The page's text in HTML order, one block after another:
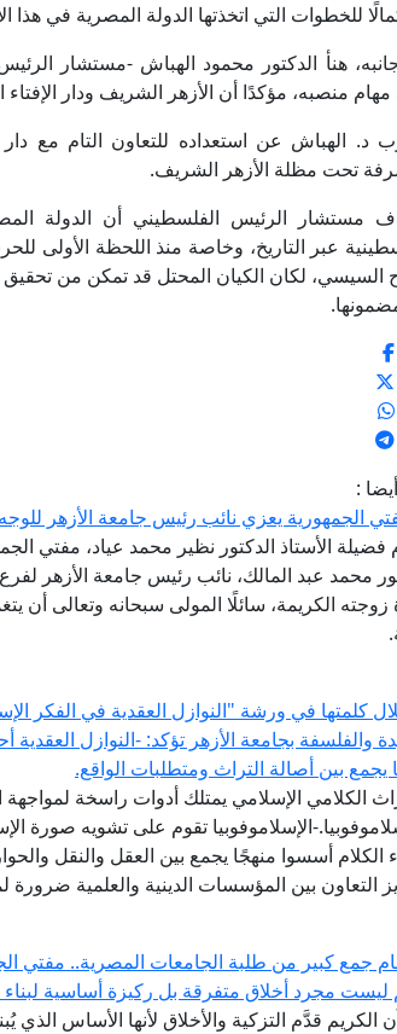
للخطوات التي اتخذتها الدولة المصرية في هذا
هنأ الدكتور محمود الهباش -مستشار
مهام منصبه، مؤكدًا أن الأزهر الشريف ودار
د. الهباش عن استعداده للتعاون التام مع دار
تحت مظلة الأزهر الشريف.
مستشار الرئيس الفلسطيني أن الدولة
عبر التاريخ، وخاصة منذ اللحظة الأولى
السيسي، لكان الكيان المحتل قد تمكن من
:
الجمهورية يعزي نائب رئيس جامعة الأزهر
فضيلة الأستاذ الدكتور نظير محمد عياد، مفتي
محمد عبد المالك، نائب رئيس جامعة الأزهر
زوجته الكريمة، سائلًا المولى سبحانه وتعالى
كلمتها في ورشة "النوازل العقدية في الفكر
والفلسفة بجامعة الأزهر تؤكد: -النوازل
يجمع بين أصالة التراث ومتطلبات الواقع.
الكلامي الإسلامي يمتلك أدوات راسخة
الإسلاموفوبيا تقوم على تشويه صورة
الكلام أسسوا منهجًا يجمع بين العقل والنقل
التعاون بين المؤسسات الدينية والعلمية ضرورة
جمع كبير من طلبة الجامعات المصرية.. مفتي
ليست مجرد أخلاق متفرقة بل ركيزة أساسية لبناء
الكريم قدَّم التزكية والأخلاق لأنها الأساس الذي